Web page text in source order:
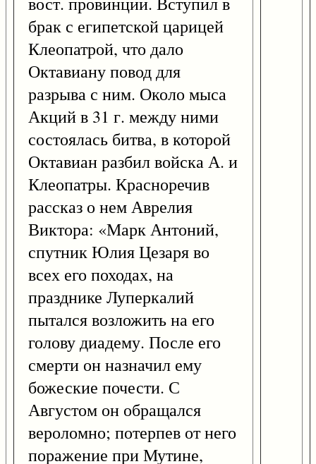
брак с египетской царицей
Клеопатрой, что дало
Октавиану повод для
разрыва с ним. Около мыса
Акций в 31 г. между ними
состоялась битва, в которой
Октавиан разбил войска А. и
Клеопатры. Красноречив
рассказ о нем Аврелия
Виктора: «Марк Антоний,
спутник Юлия Цезаря во
всех его походах, на
празднике Луперкалий
пытался возложить на его
голову диадему. После его
смерти он назначил ему
божеские почести. С
Августом он обращался
вероломно; потерпев от него
поражение при Мутине,